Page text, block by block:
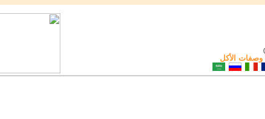
وصفات الأكل